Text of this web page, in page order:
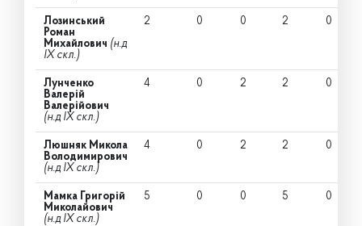
Лозинський
Роман
Михайлович (н.д
IX скл.)
2 0 0 2 0
Лунченко
Валерій
Валерійович
(н.д IX скл.)
4 0 2 2 0
Люшняк Микола
Володимирович
(н.д IX скл.)
4 0 2 2 0
Мамка Григорій
Миколайович
(н.д IX скл.)
5 0 0 5 0